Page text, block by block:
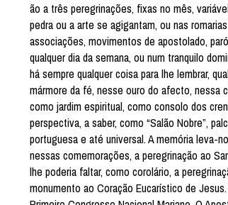
ão a três peregrinações, fixas no mês,
pedra ou a arte se agigantam, ou nas
associações, movimentos de apostolado,
qualquer dia da semana, ou num tranquilo
há sempre qualquer coisa para lhe lembrar,
mármore da fé, nesse ouro do afecto, nessa
como jardim espiritual, como consolo dos
perspectiva, a saber, como “Salão Nobre”,
portuguesa e até universal. A memória leva-
nessas comemorações, a peregrinação ao
lhe poderia faltar, como corolário, a
monumento ao Coração Eucarístico de